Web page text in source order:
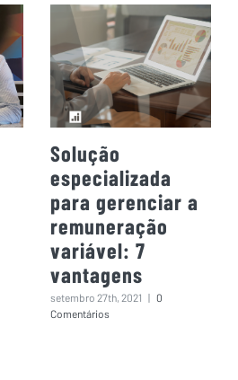
Solução
especializada
para gerenciar a
remuneração
variável: 7
vantagens
setembro 27th, 2021 | 0
Comentários